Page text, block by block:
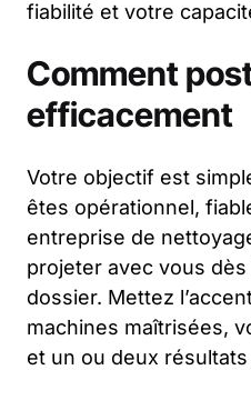
fiabilité et votre
Comment
efficacement
Votre objectif est
êtes opérationnel,
entreprise de
projeter avec vous
dossier. Mettez
machines maîtrisées,
et un ou deux